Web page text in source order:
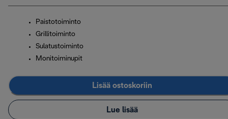
Paistotoiminto
Grillitoiminto
Sulatustoiminto
Monitoiminupit
Lisää ostoskoriin
Lue lisää